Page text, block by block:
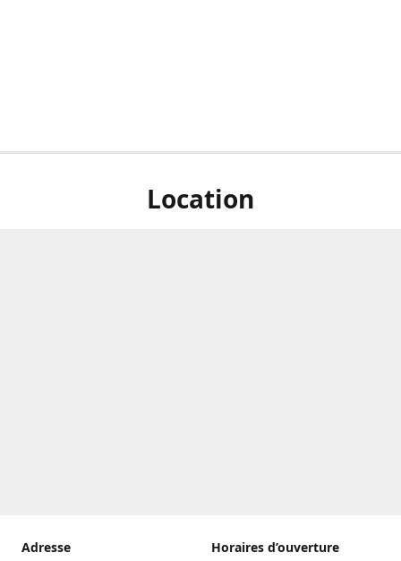
Location
Adresse
Horaires d’ouverture